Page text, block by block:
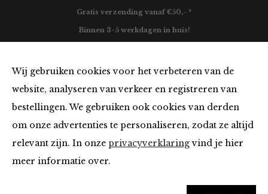
Wij gebruiken cookies voor het verbeteren van de
website, analyseren van verkeer en registreren van
bestellingen. We gebruiken ook cookies van derden
om onze advertenties te personaliseren, zodat ze altijd
relevant zijn. In onze privacyverklaringvind je hier
meer informatie over.
Gratis verzending vanaf €50,- *
Binnen 3-5 werkdagen in huis!
Must Haves